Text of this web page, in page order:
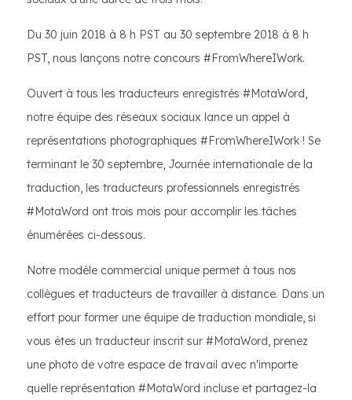
Du 30 juin 2018 à 8 h PST au 30 septembre 2018 à 8 h
PST, nous lançons notre concours #FromWhereIWork.
Ouvert à tous les traducteurs enregistrés #MotaWord,
notre équipe des réseaux sociaux lance un appel à
représentations photographiques #FromWhereIWork ! Se
terminant le 30 septembre, Journée internationale de la
traduction, les traducteurs professionnels enregistrés
#MotaWord ont trois mois pour accomplir les tâches
énumérées ci-dessous.
Notre modèle commercial unique permet à tous nos
collègues et traducteurs de travailler à distance. Dans un
effort pour former une équipe de traduction mondiale, si
vous êtes un traducteur inscrit sur #MotaWord, prenez
une photo de votre espace de travail avec n'importe
quelle représentation #MotaWord incluse et partagez-la